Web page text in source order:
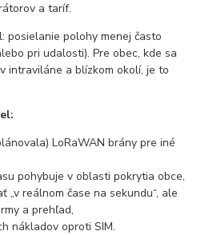
a taríf.
posielanie polohy menej často
pri udalosti). Pre obec, kde sa
intraviláne a blízkom okolí, je to
LoRaWAN brány pre iné
pohybuje v oblasti pokrytia obce,
„v reálnom čase na sekundu“, ale
a prehľad,
nákladov oproti SIM.